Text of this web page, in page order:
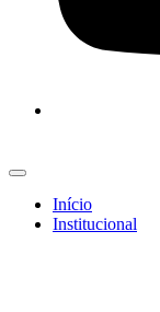
Início
Institucional